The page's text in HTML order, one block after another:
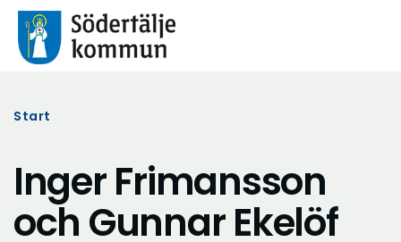
Start
Inger Frimansson
och Gunnar Ekelöf